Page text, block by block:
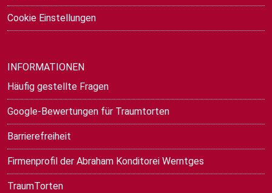
Cookie Einstellungen
INFORMATIONEN
Häufig gestellte Fragen
Google-Bewertungen für Traumtorten
Barrierefreiheit
Firmenprofil der Abraham Konditorei Werntges
TraumTorten